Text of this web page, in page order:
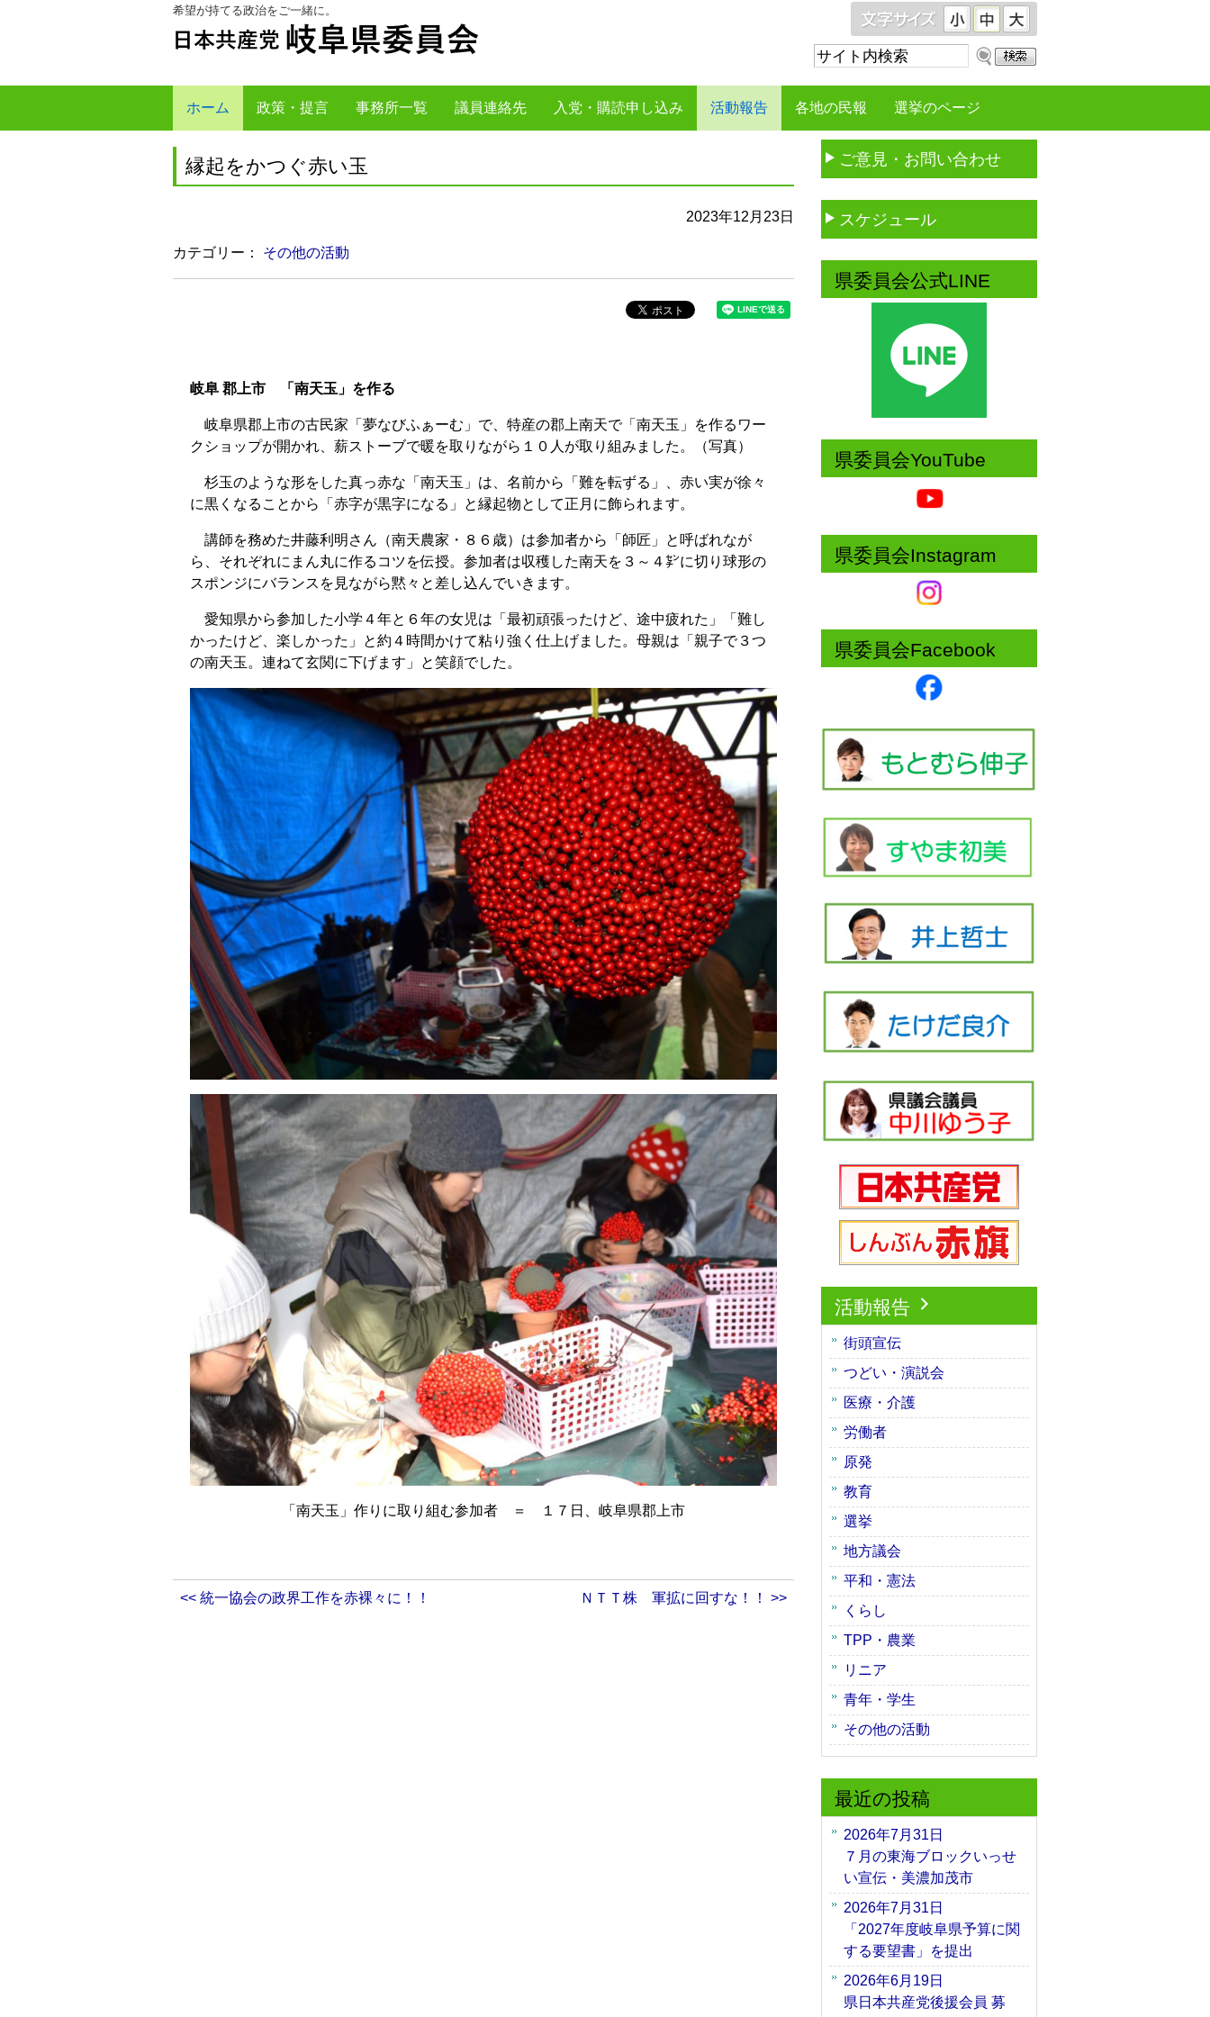
本
文
す
る
メ
ニ
ン
プ
希望が持てる政治をご一緒に。
サ
内
検
索：
ホーム 政策・提言 事務所一覧 議員連絡先 入党・購読申し込み 活動報告 各地の民報 選挙のページ
縁起をかつぐ赤い玉
2023年12月23日
カテゴリー： その他の活動
岐阜 郡上市 「南天玉」を作る
岐阜県郡上市の古民家「夢なびふぁーむ」で、特産の郡上南天で「南天玉」を作るワー
クショップが開かれ、薪ストーブで暖を取りながら１０人が取り組みました。（写真）
杉玉のような形をした真っ赤な「南天玉」は、名前から「難を転ずる」、赤い実が徐々
に黒くなることから「赤字が黒字になる」と縁起物として正月に飾られます。
講師を務めた井藤利明さん（南天農家・８６歳）は参加者から「師匠」と呼ばれなが
ら、それぞれにまん丸に作るコツを伝授。参加者は収穫した南天を３～４㌢に切り球形の
スポンジにバランスを見ながら黙々と差し込んでいきます。
愛知県から参加した小学４年と６年の女児は「最初頑張ったけど、途中疲れた」「難し
かったけど、楽しかった」と約４時間かけて粘り強く仕上げました。母親は「親子で３つ
の南天玉。連ねて玄関に下げます」と笑顔でした。
「南天玉」作りに取り組む参加者 ＝ １７日、岐阜県郡上市
<< 統一協会の政界工作を赤裸々に！！ ＮＴＴ株 軍拡に回すな！！ >>
ご意見・お問い合わせ
スケジュール
県委員会公式LINE
県委員会YouTube
県委員会Instagram
県委員会Facebook
活動報告
街頭宣伝
つどい・演説会
医療・介護
労働者
原発
教育
選挙
地方議会
平和・憲法
くらし
TPP・農業
リニア
青年・学生
その他の活動
最近の投稿
2026年7月31日
７月の東海ブロックいっせ
い宣伝・美濃加茂市
2026年7月31日
「2027年度岐阜県予算に関
する要望書」を提出
2026年6月19日
県日本共産党後援会員 募